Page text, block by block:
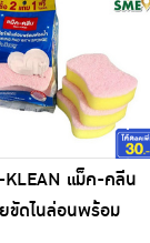
KLEAN แม็ค-คลีน
ขัดไนล่อนพร้อม